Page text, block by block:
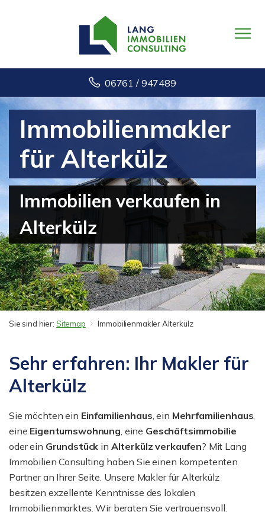
06761 / 947489
Immobilienmakler
für Alterkülz
Immobilien verkaufen in
Alterkülz
Sie sind hier: Sitemap Immobilienmakler Alterkülz
Sehr erfahren: Ihr Makler für
Alterkülz
Sie möchten ein Einfamilienhaus, ein Mehrfamilienhaus,
eine Eigentumswohnung, eine Geschäftsimmobilie
oder ein Grundstück in Alterkülzverkaufen? Mit Lang
Immobilien Consulting haben Sie einen kompetenten
Partner an Ihrer Seite. Unsere Makler für Alterkülz
besitzen exzellente Kenntnisse des lokalen
Immobilienmarktes. Wir beraten Sie vertrauensvoll.